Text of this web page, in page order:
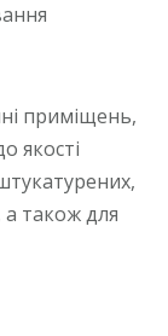
приміщень,
якості
а також для